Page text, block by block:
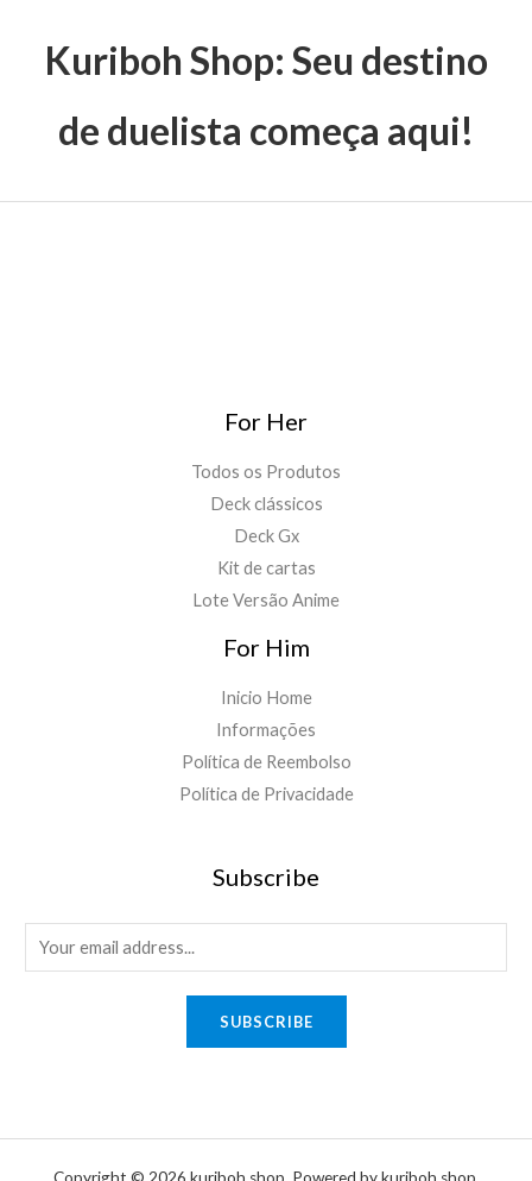
Kuriboh Shop: Seu destino
de duelista começa aqui!
For Her
Todos os Produtos
Deck clássicos
Deck Gx
Kit de cartas
Lote Versão Anime
For Him
Inicio Home
Informações
Política de Reembolso
Política de Privacidade
Subscribe
m
SUBSCRIBE
Copyright © 2026 kuriboh shop. Powered by kuriboh shop.